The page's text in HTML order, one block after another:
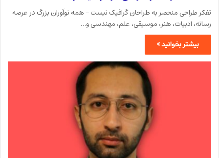
تفکر طراحی منحصر به طراحان گرافیک نیست – همه نوآوران بزرگ در عرصه
رسانه، ادبیات، هنر، موسیقی، علم، مهندسی و…
بیشتر بخوانید »